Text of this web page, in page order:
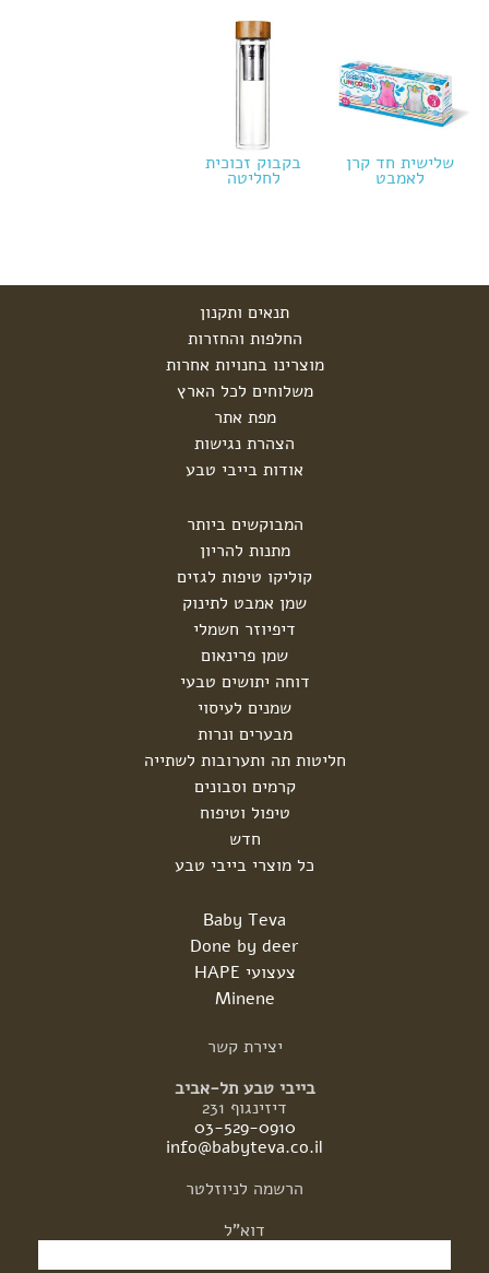
שלישית חד קרן
לאמבט
בקבוק זכוכית
לחליטה
תנאים ותקנון
החלפות והחזרות
מוצרינו בחנויות אחרות
משלוחים לכל הארץ
מפת אתר
הצהרת נגישות
אודות בייבי טבע
המבוקשים ביותר
מתנות להריון
קוליקו טיפות לגזים
שמן אמבט לתינוק
דיפיוזר חשמלי
שמן פרינאום
דוחה יתושים טבעי
שמנים לעיסוי
מבערים ונרות
חליטות תה ותערובות לשתייה
קרמים וסבונים
טיפול וטיפוח
חדש
כל מוצרי בייבי טבע
Baby Teva
Done by deer
צעצועי HAPE
Minene
יצירת קשר
בייבי טבע תל-אביב
דיזינגוף 231
03-529-0910
info@babyteva.co.il
הרשמה לניוזלטר
דוא"ל